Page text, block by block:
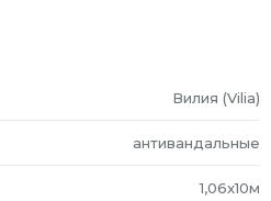
Вилия (Vilia)
антивандальные
1,06x10м